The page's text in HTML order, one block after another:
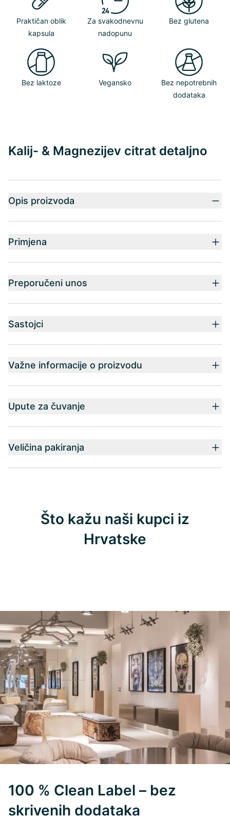
Praktičan oblik
kapsula
Za svakodnevnu
nadopunu
Bez glutena
Bez laktoze Vegansko
Bez nepotrebnih
dodataka
Kalij- & Magnezijev citrat detaljno
Opis proizvoda
Primjena
Preporučeni unos
Sastojci
Važne informacije o proizvodu
Upute za čuvanje
Veličina pakiranja
Što kažu naši kupci iz
Hrvatske
100 % Clean Label – bez
skrivenih dodataka